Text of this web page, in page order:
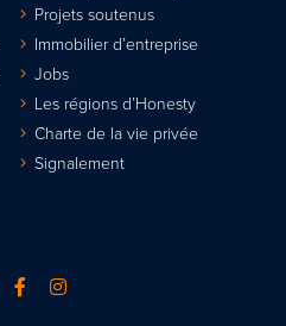
Projets soutenus
Immobilier d’entreprise
Jobs
Les régions d’Honesty
Charte de la vie privée
Signalement